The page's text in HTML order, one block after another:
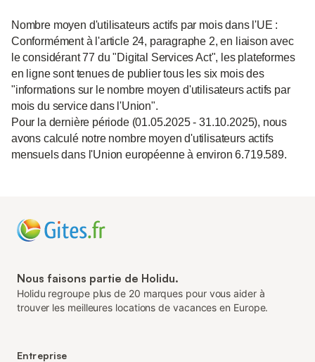
Nombre moyen d'utilisateurs actifs par mois dans l'UE :
Conformément à l'article 24, paragraphe 2, en liaison avec
le considérant 77 du "Digital Services Act", les plateformes
en ligne sont tenues de publier tous les six mois des
"informations sur le nombre moyen d'utilisateurs actifs par
mois du service dans l'Union".
Pour la dernière période (01.05.2025 - 31.10.2025), nous
avons calculé notre nombre moyen d'utilisateurs actifs
mensuels dans l'Union européenne à environ 6.719.589.
Nous faisons partie de Holidu.
Holidu regroupe plus de 20 marques pour vous aider à
trouver les meilleures locations de vacances en Europe.
Entreprise